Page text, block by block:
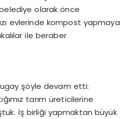
olarak önce
evlerinde kompost yapmaya
ile beraber
şöyle devam etti:
tarım üreticilerine
İş birliği yapmaktan büyük